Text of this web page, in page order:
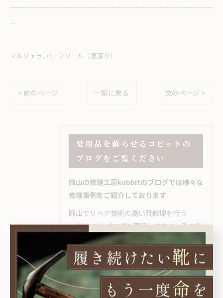
--------------------------------------------------------------------
--
マルジェラ ハーフソール（裏張り）
< 前のページ 一覧に戻る 次のページ >
愛用品を蘇らせるコビットの
ブログをご覧ください
岡山の修理工房kobbitのブログでは様々な
修理事例をご紹介しております
岡山でリペア技術の高い靴修理を行う
kobbitではブログを更新しており、靴の状
態によって必要となる修理や、ビフォーア
フター写真がわかりやすいと好評です。ヒ
ールやビジネスシューズなどの革靴だけで
なく、状態にもよりますがスニーカー修理
も可能ですので、気に入っていたのに靴底